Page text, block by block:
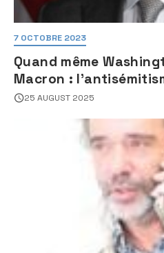
7 OCTOBRE 2023
Quand même
Macron :
faillite d’État
25 AUGUST 2025